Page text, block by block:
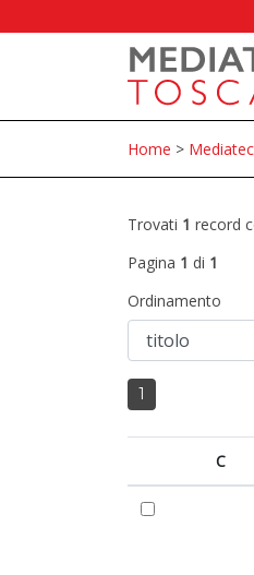
Home >
Trovati 1 record
Pagina 1 di 1
Ordinamento
1
C